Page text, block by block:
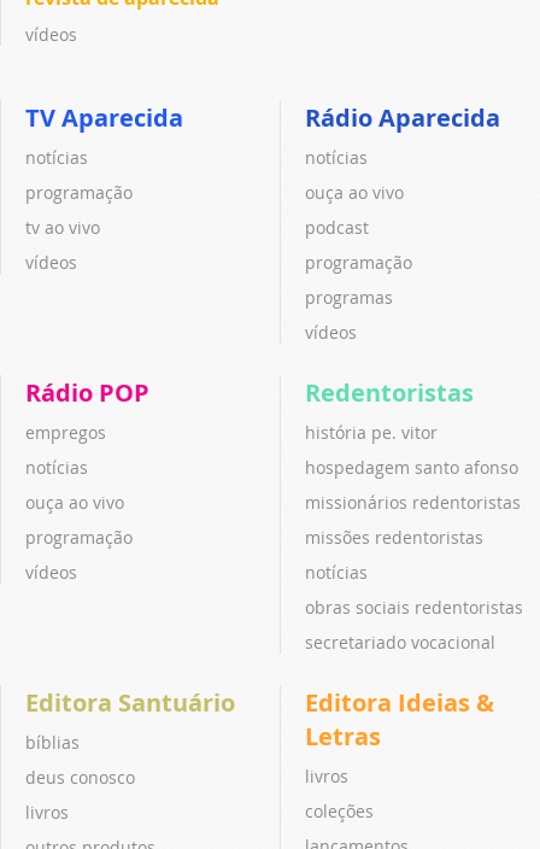
vídeos
TV Aparecida
notícias
programação
tv ao vivo
vídeos
Rádio Aparecida
notícias
ouça ao vivo
podcast
programação
programas
vídeos
Rádio POP
empregos
notícias
ouça ao vivo
programação
vídeos
Redentoristas
história pe. vitor
hospedagem santo afonso
missionários redentoristas
missões redentoristas
notícias
obras sociais redentoristas
secretariado vocacional
Editora Santuário
bíblias
deus conosco
livros
Editora Ideias &
Letras
livros
coleções